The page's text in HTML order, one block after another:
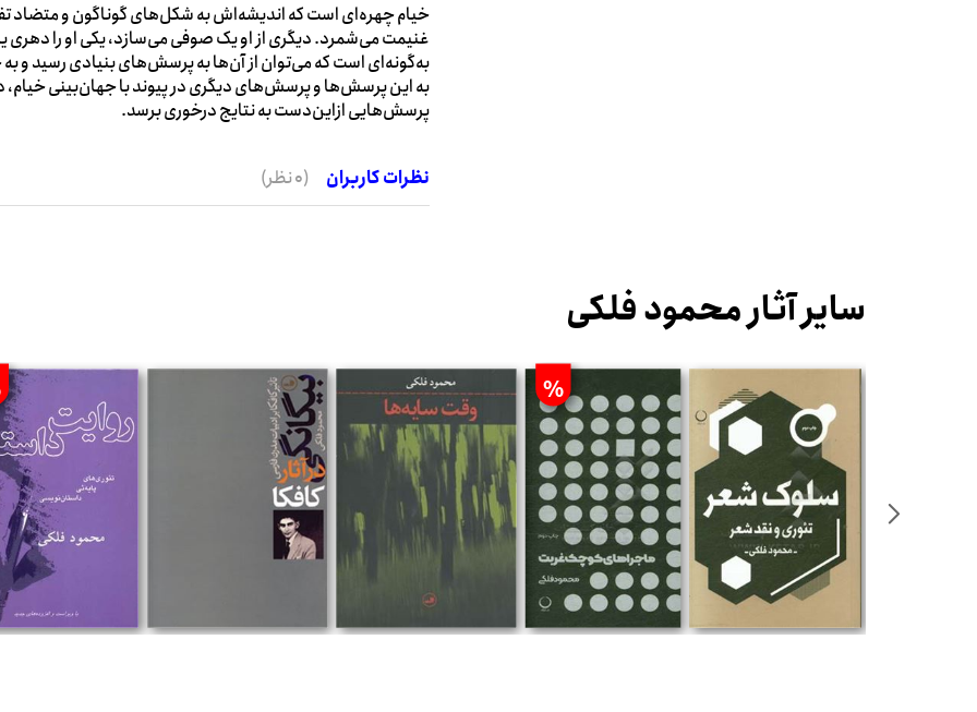
خیام چهره‌ای است که اندیشه‌اش به شکل‌های گوناگون و متضاد
غنیمت می‌شمرد. دیگری از او یک صوفی می‌سازد، یکی او را دهری
به‌گونه‌ای است که می‌توان از آن‌ها به پرسش‌های بنیادی رسید و
به این پرسش‌ها و پرسش‌های دیگری در پیوند با جهان‌بینی
پرسش‌هایی ازاین‌دست به نتایج درخوری برسد.
نظرات کاربران (0 نظر)
سایر آثار محمود فلکی
%